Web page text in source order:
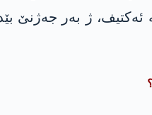
ژ بەر جەژنێ